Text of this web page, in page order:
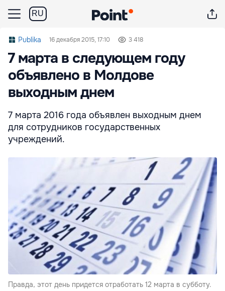
RU
Publika 16 декабря 2015, 17:10 3 418
7 марта в следующем году
объявлено в Молдове
выходным днем
7 марта 2016 года объявлен выходным днем
для сотрудников государственных
учреждений.
Правда, этот день придется отработать 12 марта в субботу.